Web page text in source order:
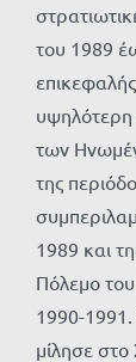
του 1989
υψηλότερη
των
της
1989 και
Πόλεμο
1990-
μίλησε